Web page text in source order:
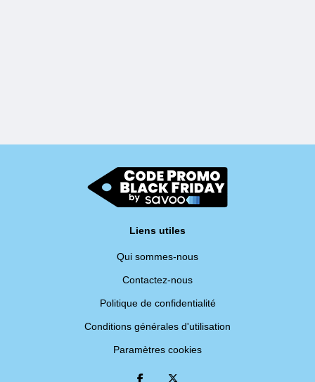
Liens utiles
Qui sommes-nous
Contactez-nous
Politique de confidentialité
Conditions générales d'utilisation
Paramètres cookies